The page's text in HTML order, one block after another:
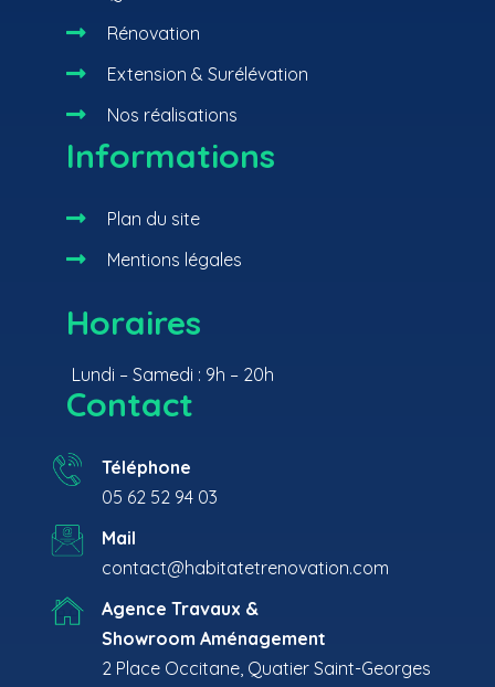
 Rénovation
 Extension & Surélévation
 Nos réalisations
Informations
 Plan du site
 Mentions légales
Horaires
Lundi – Samedi : 9h – 20h
Contact
Téléphone
05 62 52 94 03
Mail
contact@habitatetrenovation.com
Agence Travaux &
Showroom Aménagement
2 Place Occitane, Quatier Saint-Georges